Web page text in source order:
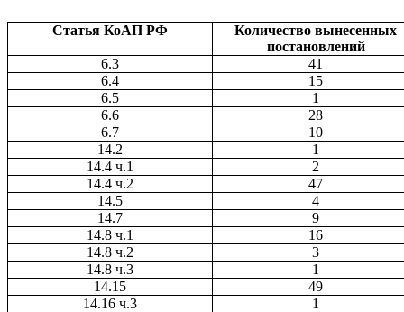
Статья КоАП РФ
Количество вынесенных
постановлений
6.3
41
6.4
15
6.5
1
6.6
28
6.7
10
14.2
1
14.4 ч.1
2
14.4 ч.2
47
14.5
4
14.7
9
14.8 ч.1
16
14.8 ч.2
3
14.8 ч.3
1
14.15
49
14.16 ч.3
1